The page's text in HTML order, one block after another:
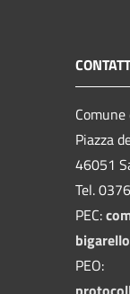
Piazza
46051
Tel.
PEC:
PEO: